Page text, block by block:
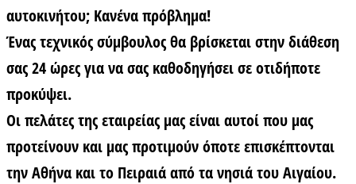
αυτοκινήτου; Κανένα πρόβλημα!
Ένας τεχνικός σύμβουλος θα βρίσκεται στην διάθεση
σας 24 ώρες για να σας καθοδηγήσει σε οτιδήποτε
προκύψει.
Οι πελάτες της εταιρείας μας είναι αυτοί που μας
προτείνουν και μας προτιμούν όποτε επισκέπτονται
την Αθήνα και το Πειραιά από τα νησιά του Αιγαίου.